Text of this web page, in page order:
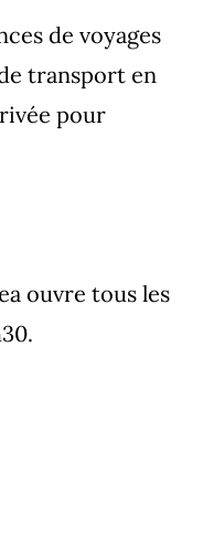
de voyages
transport en
pour
ouvre tous les